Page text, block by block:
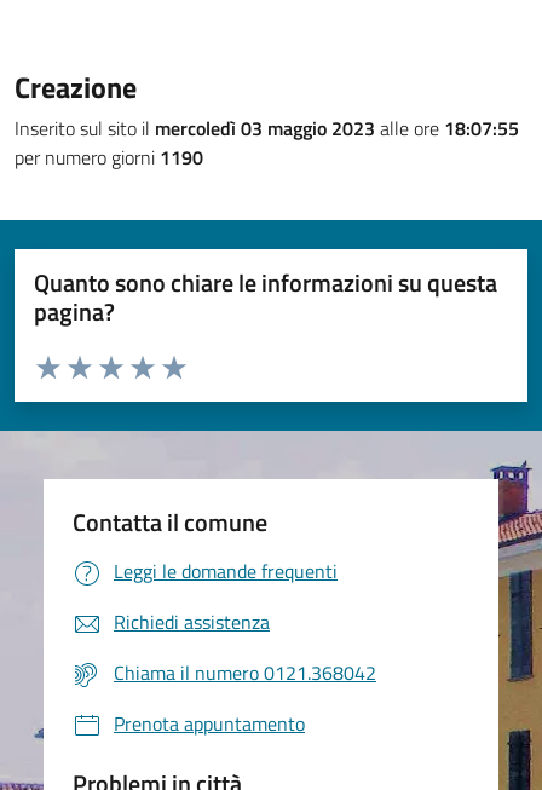
Creazione
Inserito sul sito il mercoledì 03 maggio 2023 alle ore 18:07:55
per numero giorni 1190
Quanto sono chiare le informazioni su questa
pagina?
Valuta da 1 a 5 stelle la pagina
Valuta 5 stelle su 5
Valuta 4 stelle su 5
Valuta 3 stelle su 5
Valuta 2 stelle su 5
Valuta 1 stelle su 5
Contatta il comune
Leggi le domande frequenti
Richiedi assistenza
Chiama il numero 0121.368042
Prenota appuntamento